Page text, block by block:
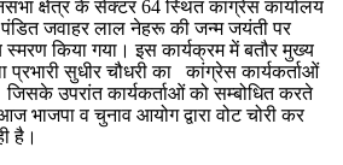
क्षेत्र के सेक्टर 64 स्थित कांग्रेस कार्यालय
जवाहर लाल नेहरू की जन्म जयंती पर
स्मरण किया गया। इस कार्यक्रम में बतौर मुख्य
प्रभारी सुधीर चौधरी का कांग्रेस कार्यकर्ताओं
जिसके उपरांत कार्यकर्ताओं को सम्बोधित करते
भाजपा व चुनाव आयोग द्वारा वोट चोरी कर
है।